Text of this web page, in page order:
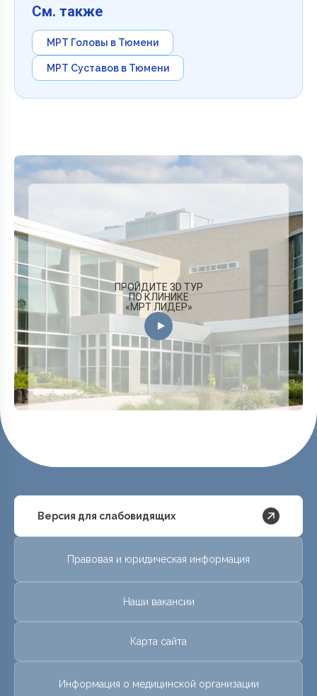
См. также
МРТ Головы в Тюмени
МРТ Суставов в Тюмени
ПРОЙДИТЕ 3D ТУР
ПО КЛИНИКЕ
«МРТ ЛИДЕР»
Версия для слабовидящих
Правовая и юридическая информация
Наши вакансии
Карта сайта
Информация о медицинской организации